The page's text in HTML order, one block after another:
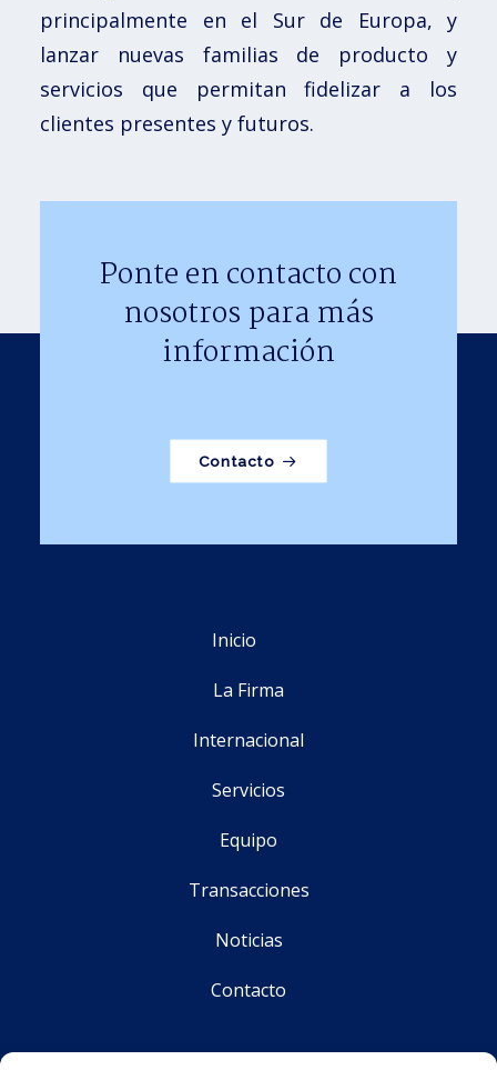
principalmente en el Sur de Europa, y
lanzar nuevas familias de producto y
servicios que permitan fidelizar a los
clientes presentes y futuros.
Ponte en contacto con
nosotros para más
información
Contacto
Inicio
La Firma
Internacional
Servicios
Equipo
Transacciones
Noticias
Contacto